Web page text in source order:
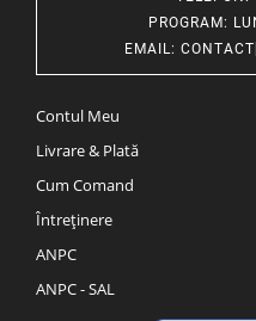
PROGRAM:
EMAIL :
Contul Meu
Livrare & Plată
Cum Comand
Întreținere
ANPC
ANPC - SAL